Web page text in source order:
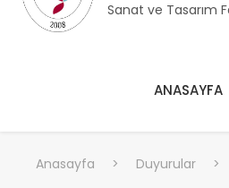
Sanat ve Tasarım
ANASAYFA
Anasayfa > Duyurular >